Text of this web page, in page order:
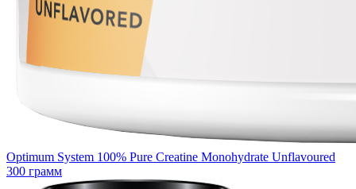
Optimum System 100% Pure Creatine Monohydrate Unflavoured
300 грамм